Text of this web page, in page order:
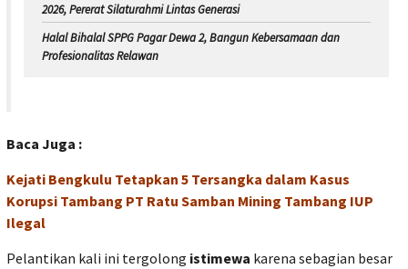
2026, Pererat Silaturahmi Lintas Generasi
Halal Bihalal SPPG Pagar Dewa 2, Bangun Kebersamaan dan
Profesionalitas Relawan
Baca Juga :
Kejati Bengkulu Tetapkan 5 Tersangka dalam Kasus
Korupsi Tambang PT Ratu Samban Mining Tambang IUP
Ilegal
Pelantikan kali ini tergolong istimewa karena sebagian besar